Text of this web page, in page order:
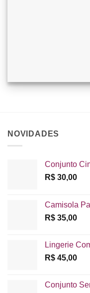
NOVIDADES
Conjunto
R$ 30,00
Camisola
R$ 35,00
Lingerie
R$ 45,00
Conjunto